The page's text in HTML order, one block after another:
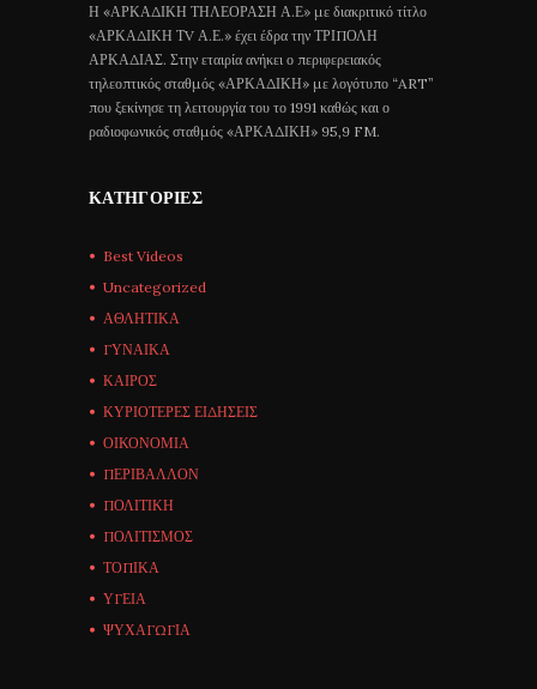
Η «ΑΡΚΑΔΙΚΗ ΤΗΛΕΟΡΑΣΗ Α.Ε» με διακριτικό τίτλο
«ΑΡΚΑΔΙΚΗ ΤV Α.Ε.» έχει έδρα την ΤΡΙΠΟΛΗ
ΑΡΚΑΔΙΑΣ. Στην εταιρία ανήκει ο περιφερειακός
τηλεοπτικός σταθμός «ΑΡΚΑΔΙΚΗ» με λογότυπο “ART”
που ξεκίνησε τη λειτουργία του το 1991 καθώς και ο
ραδιοφωνικός σταθμός «ΑΡΚΑΔΙΚΗ» 95,9 FM.
ΚΑΤΗΓΟΡΊΕΣ
Best Videos
Uncategorized
ΑΘΛΗΤΙΚΑ
ΓΥΝΑΙΚΑ
ΚΑΙΡΟΣ
ΚΥΡΙΟΤΕΡΕΣ ΕΙΔΗΣΕΙΣ
ΟΙΚΟΝΟΜΙΑ
ΠΕΡΙΒΑΛΛΟΝ
ΠΟΛΙΤΙΚΗ
ΠΟΛΙΤΙΣΜΟΣ
ΤΟΠΙΚΑ
ΥΓΕΙΑ
ΨΥΧΑΓΩΓΙΑ